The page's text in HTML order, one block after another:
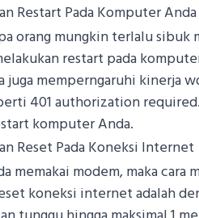
Restart Pada Komputer Anda
orang mungkin terlalu sibuk
restart pada
juga memperngaruhi kinerja
401 authorization
komputer Anda.
Reset Pada Koneksi Internet
memakai modem, maka cara
koneksi internet adalah